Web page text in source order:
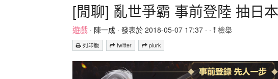
[閒聊] 亂世爭霸 事前登陸 抽日
遊戲 · 陳一成 · 發表於 2018-05-07 17:37 · · 檢舉
列印版 twitter plurk